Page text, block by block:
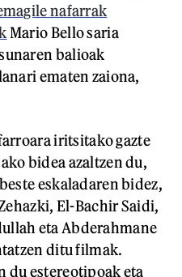
nafarrak
Mario Bello saria
balioak
ematen zaiona,
iritsitako gazte
bidea azaltzen du,
eskaladaren bidez,
El-Bachir Saidi,
eta Abderahmane
ditu filmak.
du estereotipoak eta